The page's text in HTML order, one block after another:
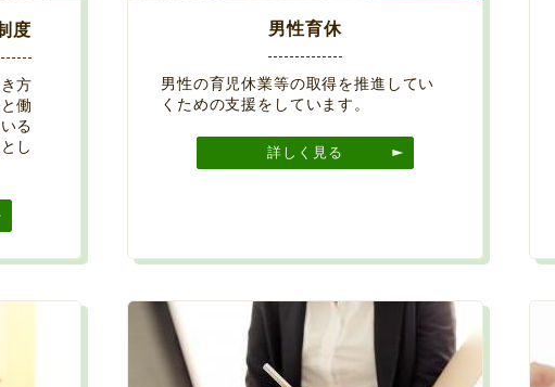
度
方
働
る
し
男性育休
男性の育児休業等の取得を推進してい
くための支援をしています。
詳しく見る